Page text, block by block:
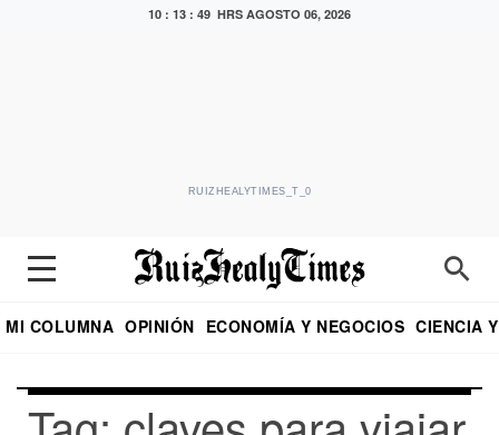
10 : 13 : 49 HRS AGOSTO 06, 2026
RUIZHEALYTIMES_T_0
MI COLUMNA OPINIÓN ECONOMÍA Y NEGOCIOS CIENCIA